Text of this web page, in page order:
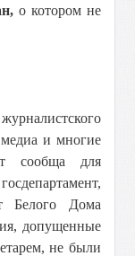
о котором не
медиа и многие
сообща для
Белого Дома
допущенные
не были